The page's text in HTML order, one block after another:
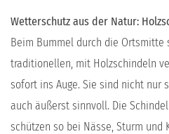
Wetterschutz aus der Natur:
Beim Bummel durch die Ortsmitte
traditionellen, mit Holzschindeln
sofort ins Auge. Sie sind nicht nur
auch äußerst sinnvoll. Die
schützen so bei Nässe, Sturm und